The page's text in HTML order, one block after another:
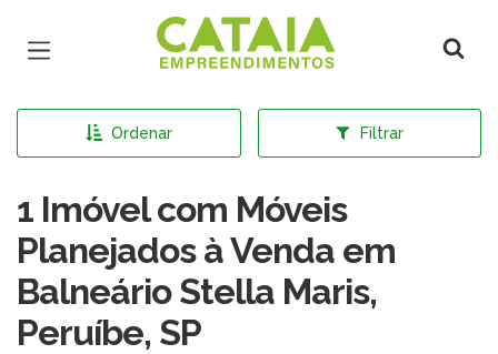
Página inicial
Ordenar Filtrar
1 Imóvel com Móveis
Planejados à Venda em
Balneário Stella Maris,
Peruíbe, SP